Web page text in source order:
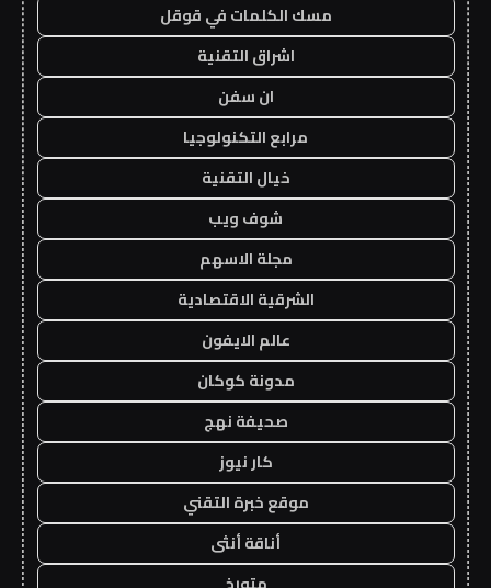
مسك الكلمات في قوقل
اشراق التقنية
ان سفن
مرابع التكنولوجيا
خيال التقنية
شوف ويب
مجلة الاسهم
الشرقية الاقتصادية
عالم الايفون
مدونة كوكان
صحيفة نهج
كار نيوز
موقع خبرة التقني
أناقة أنثى